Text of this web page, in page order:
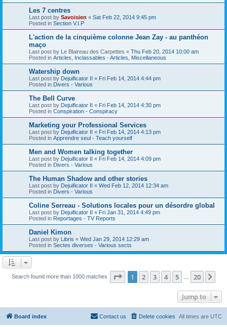
Les 7 centres
Last post by Savoisien « Sat Feb 22, 2014 9:45 pm
Posted in Section V.I.P
L'action de la cinquième colonne Jean Zay - au panthéon
maço
Last post by Le Blaireau des Carpettes « Thu Feb 20, 2014 10:00 am
Posted in Articles, Inclassables - Articles, Miscellaneous
Watership down
Last post by Dejuificator II « Fri Feb 14, 2014 4:44 pm
Posted in Divers - Various
The Bell Curve
Last post by Dejuificator II « Fri Feb 14, 2014 4:30 pm
Posted in Conspiration - Conspiracy
Marketing your Professional Services
Last post by Dejuificator II « Fri Feb 14, 2014 4:13 pm
Posted in Apprendre seul - Teach yourself
Men and Women talking together
Last post by Dejuificator II « Fri Feb 14, 2014 4:09 pm
Posted in Divers - Various
The Human Shadow and other stories
Last post by Dejuificator II « Wed Feb 12, 2014 12:34 am
Posted in Divers - Various
Coline Serreau - Solutions locales pour un désordre global
Last post by Dejuificator II « Fri Jan 31, 2014 4:49 pm
Posted in Reportages - TV Reports
Daniel Kimon
Last post by Libris « Wed Jan 29, 2014 12:29 am
Posted in Sectes diverses - Various sects
Search found more than 1000 matches Page 1of 20
1 2 3 4 5 20
Jump to
Board index All times are UTC
Delete cookies
Contact us